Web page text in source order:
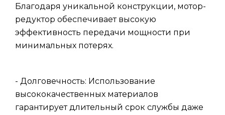
Благодаря уникальной конструкции, мотор-
редуктор обеспечивает высокую
эффективность передачи мощности при
минимальных потерях.
- Долговечность: Использование
высококачественных материалов
гарантирует длительный срок службы даже